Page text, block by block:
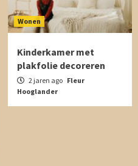
Wonen
Kinderkamer met
plakfolie decoreren
2 jaren ago Fleur
Hooglander